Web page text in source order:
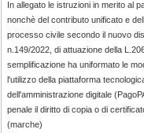
In allegato le istruzioni in merito al
nonchè del contributo unificato e
processo civile secondo il nuovo
n.149/2022, di attuazione della
semplificazione ha uniformato le
l'utilizzo della piattaforma
dell'amministrazione digitale
penale il diritto di copia o di
(marche)